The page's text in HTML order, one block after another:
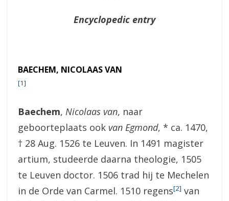
Encyclopedic entry
BAECHEM, NICOLAAS VAN
[1]
Baechem, Nicolaas van, naar
geboorteplaats ook van Egmond, * ca. 1470,
† 28 Aug. 1526 te Leuven. In 1491 magister
artium, studeerde daarna theologie, 1505
te Leuven doctor. 1506 trad hij te Mechelen
in de Orde van Carmel. 1510 regens[2] van